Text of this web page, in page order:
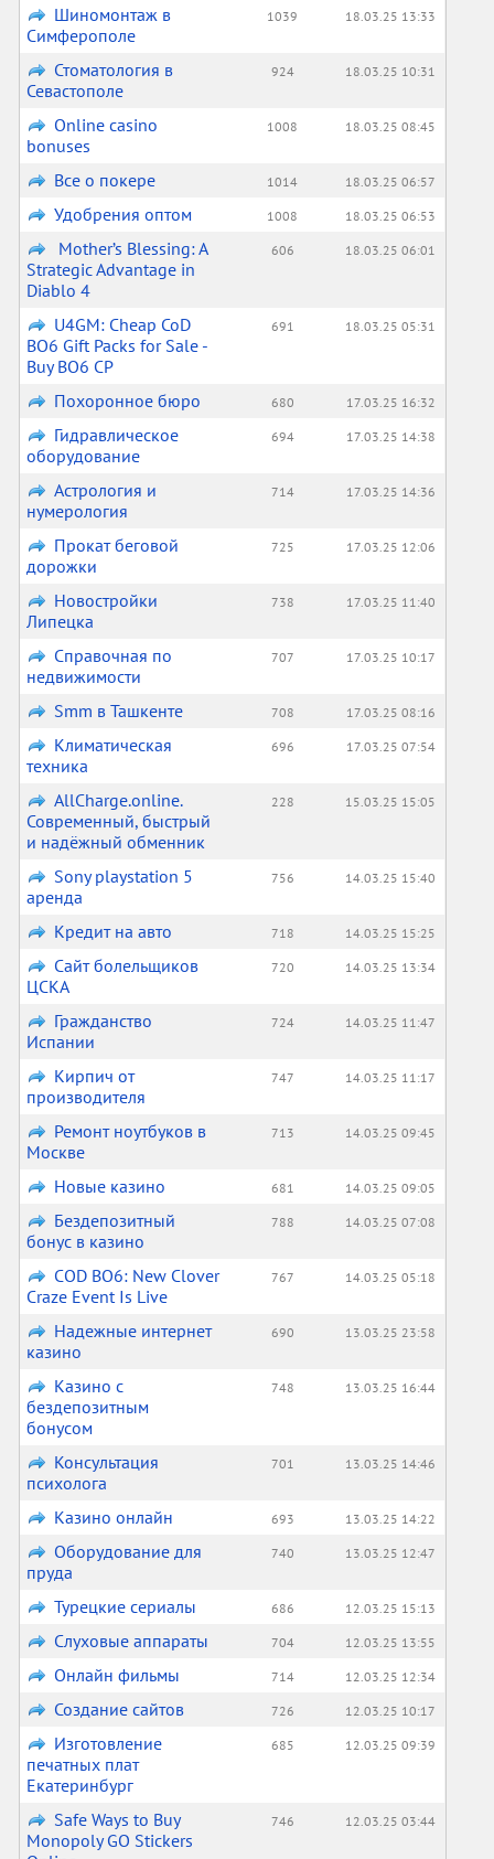
Шиномонтаж в
Симферополе
1039 18.03.25 13:33
Стоматология в
Севастополе
924 18.03.25 10:31
Online casino
bonuses
1008 18.03.25 08:45
Все о покере 1014 18.03.25 06:57
Удобрения оптом 1008 18.03.25 06:53
Mother’s Blessing: A
Strategic Advantage in
Diablo 4
606 18.03.25 06:01
U4GM: Cheap CoD
BO6 Gift Packs for Sale -
Buy BO6 CP
691 18.03.25 05:31
Похоронное бюро 680 17.03.25 16:32
Гидравлическое
оборудование
694 17.03.25 14:38
Астрология и
нумерология
714 17.03.25 14:36
Прокат беговой
дорожки
725 17.03.25 12:06
Новостройки
Липецка
738 17.03.25 11:40
Справочная по
недвижимости
707 17.03.25 10:17
Smm в Ташкенте 708 17.03.25 08:16
Климатическая
техника
696 17.03.25 07:54
AllCharge.online.
Современный, быстрый
и надёжный обменник
228 15.03.25 15:05
Sony playstation 5
аренда
756 14.03.25 15:40
Кредит на авто 718 14.03.25 15:25
Сайт болельщиков
ЦСКА
720 14.03.25 13:34
Гражданство
Испании
724 14.03.25 11:47
Кирпич от
производителя
747 14.03.25 11:17
Ремонт ноутбуков в
Москве
713 14.03.25 09:45
Новые казино 681 14.03.25 09:05
Бездепозитный
бонус в казино
788 14.03.25 07:08
COD BO6: New Clover
Craze Event Is Live
767 14.03.25 05:18
Надежные интернет
казино
690 13.03.25 23:58
Казино с
бездепозитным
бонусом
748 13.03.25 16:44
Консультация
психолога
701 13.03.25 14:46
Казино онлайн 693 13.03.25 14:22
Оборудование для
пруда
740 13.03.25 12:47
Турецкие сериалы 686 12.03.25 15:13
Слуховые аппараты 704 12.03.25 13:55
Онлайн фильмы 714 12.03.25 12:34
Создание сайтов 726 12.03.25 10:17
Изготовление
печатных плат
Екатеринбург
685 12.03.25 09:39
Safe Ways to Buy
Monopoly GO Stickers
746 12.03.25 03:44